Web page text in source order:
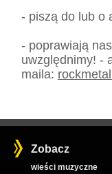
- piszą do lub o
- poprawiają
uwzględnimy! -
maila: rockmetal
Zobacz
wieści muzyczne